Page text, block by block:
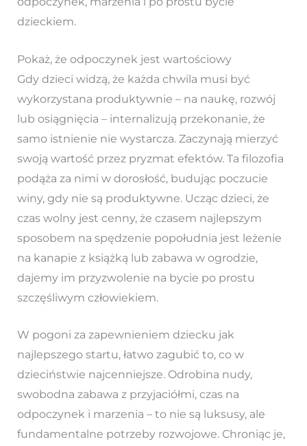
dzieckiem.
Pokaż, że odpoczynek jest wartościowy
Gdy dzieci widzą, że każda chwila musi być
wykorzystana produktywnie – na naukę, rozwój
lub osiągnięcia – internalizują przekonanie, że
samo istnienie nie wystarcza. Zaczynają mierzyć
swoją wartość przez pryzmat efektów. Ta filozofia
podąża za nimi w dorosłość, budując poczucie
winy, gdy nie są produktywne. Ucząc dzieci, że
czas wolny jest cenny, że czasem najlepszym
sposobem na spędzenie popołudnia jest leżenie
na kanapie z książką lub zabawa w ogrodzie,
dajemy im przyzwolenie na bycie po prostu
szczęśliwym człowiekiem.
W pogoni za zapewnieniem dziecku jak
najlepszego startu, łatwo zagubić to, co w
dzieciństwie najcenniejsze. Odrobina nudy,
swobodna zabawa z przyjaciółmi, czas na
odpoczynek i marzenia – to nie są luksusy, ale
fundamentalne potrzeby rozwojowe. Chroniąc je,